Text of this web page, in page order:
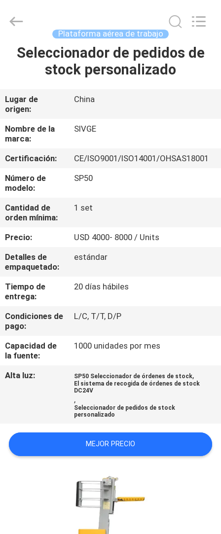
HOGAR
VIDEOS
SOBRE
NOSOTROS
VIAJE
DE
FÁBRICA
CONTROL
DE
CALIDAD
ÉNTRENOS
EN
CONTACTO
UNA
CITA
MACHINERY
Reserved.
Plataforma aérea de trabajo
Seleccionador de pedidos de
stock personalizado
Lugar de
origen:
China
Nombre de la
marca:
SIVGE
Certificación:
CE/ISO9001/ISO14001/OHSAS18001
Número de
modelo:
SP50
Cantidad de
orden mínima:
1 set
Precio:
USD 4000- 8000 / Units
Detalles de
empaquetado:
estándar
Tiempo de
entrega:
20 días hábiles
Condiciones de
pago:
L/C, T/T, D/P
Capacidad de
la fuente:
1000 unidades por mes
Alta luz: SP50 Seleccionador de órdenes de stock,
El sistema de recogida de órdenes de stock
DC24V
,
Seleccionador de pedidos de stock
personalizado
MEJOR PRECIO